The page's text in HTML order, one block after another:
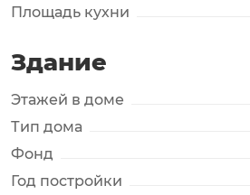
Площадь кухни
Здание
Этажей в доме
Тип дома
Фонд
Год постройки